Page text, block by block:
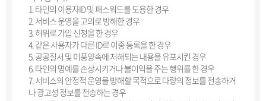
1. 타인의 이용자ID 및 패스워드를 도용한 경우
2. 서비스 운영을 고의로 방해한 경우
3. 허위로 가입 신청을 한 경우
4. 같은 사용자가 다른 ID로 이중 등록을 한 경우
5. 공공질서 및 미풍양속에 저해되는 내용을 유포시킨 경우
6. 타인의 명예를 손상시키거나 불이익을 주는 행위를 한 경우
7. 서비스의 안정적 운영을 방해할 목적으로 다량의 정보를 전송하거
나 광고성 정보를 전송하는 경우